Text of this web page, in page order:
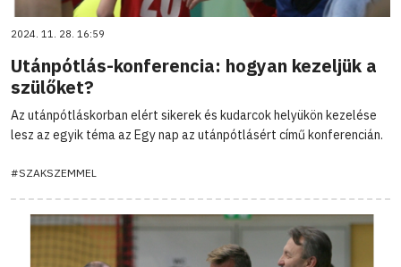
2024. 11. 28. 16:59
Utánpótlás-konferencia: hogyan kezeljük a
szülőket?
Az utánpótláskorban elért sikerek és kudarcok helyükön kezelése
lesz az egyik téma az Egy nap az utánpótlásért című konferencián.
#SZAKSZEMMEL